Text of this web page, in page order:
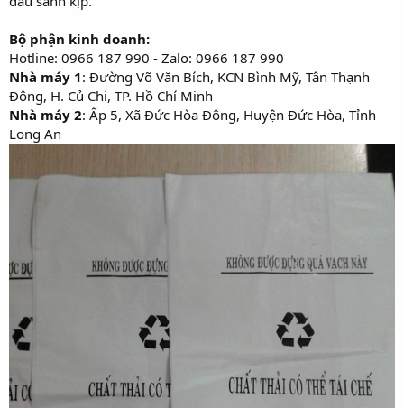
Bộ phận kinh doanh:
Hotline: 0966 187 990 - Zalo: 0966 187 990
Nhà máy 1: Đường Võ Văn Bích, KCN Bình Mỹ, Tân Thạnh
Đông, H. Củ Chi, TP. Hồ Chí Minh
Nhà máy 2: Ấp 5, Xã Đức Hòa Đông, Huyện Đức Hòa, Tỉnh
Long An